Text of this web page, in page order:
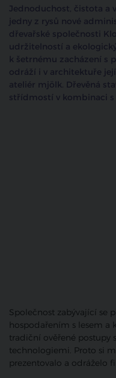
Jednoduchost, čistota a
jedny z rysů nové
dřevařské společnosti
udržitelností a
k šetrnému zacházení s
odráží i v architektuře
ateliér mjölk. Dřevěná
střídmostí v kombinaci
Společnost zabývající se
hospodařením s lesem a
tradiční ověřené postupy
technologiemi. Proto si
prezentovalo a odráželo